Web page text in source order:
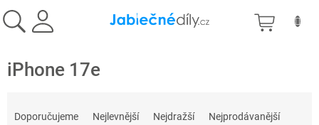
na
obsah
iPhone 17e
Doporučujeme Nejlevnější Nejdražší Nejprodávanější